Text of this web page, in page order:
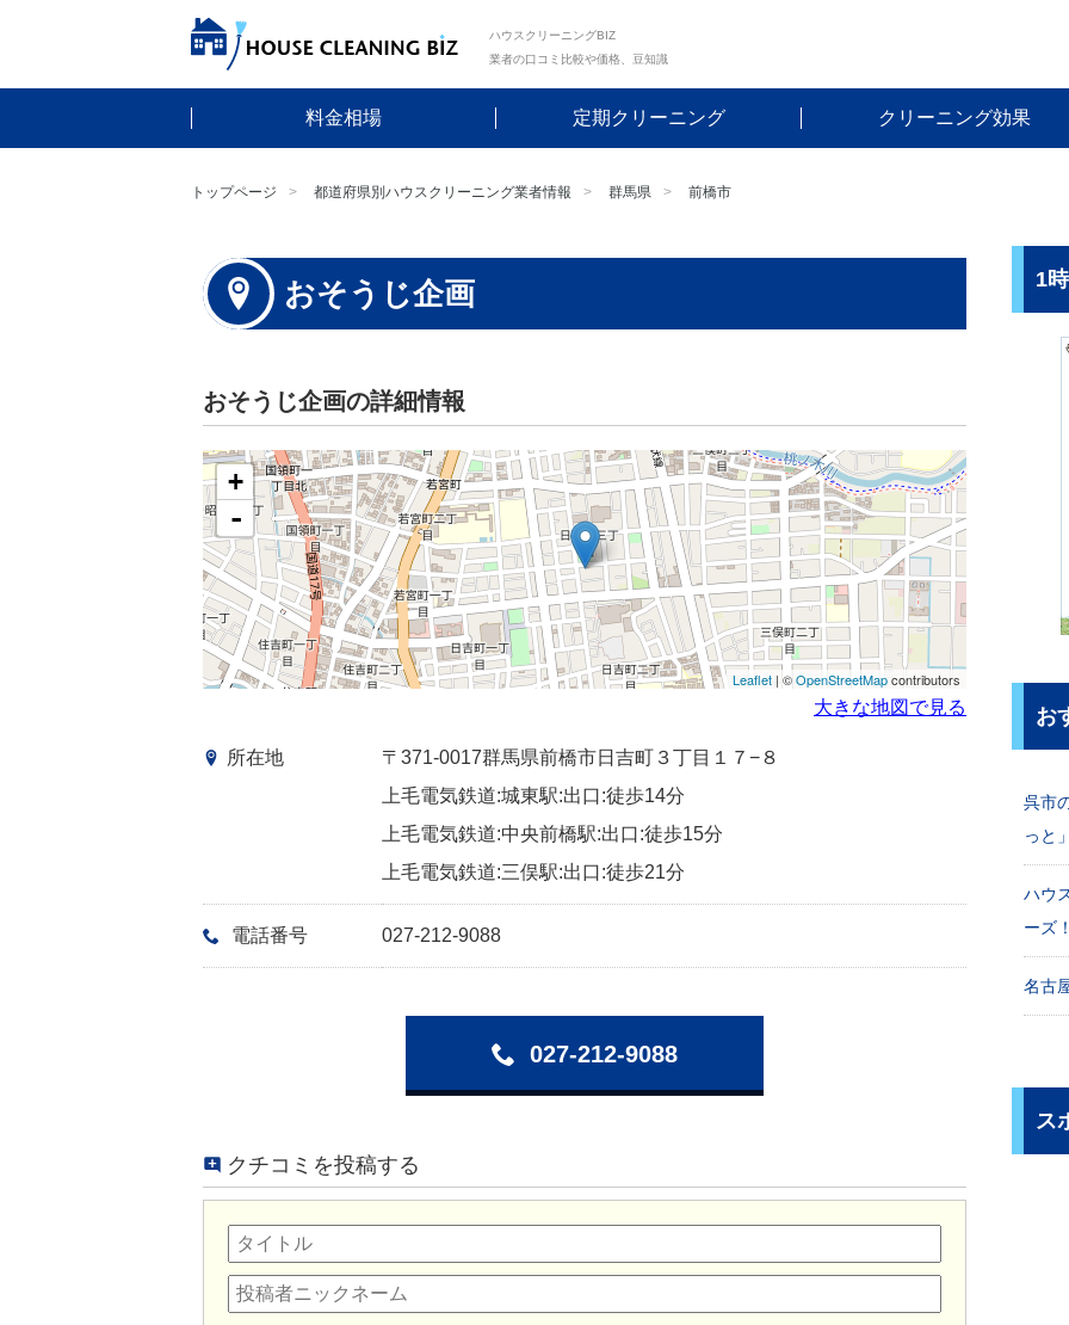
ハウスクリーニングBIZ
業者の口コミ比較や価格、豆知識
料金相場 定期クリーニング クリーニング効果
トップページ 都道府県別ハウスクリーニング業者情報 群馬県 前橋市
おそうじ企画
おそうじ企画の詳細情報
+
-
Leaflet | ©OpenStreetMapcontributors
大きな地図で見る
所在地
〒371-0017群馬県前橋市日吉町３丁目１７−８
上毛電気鉄道:城東駅:出口:徒歩14分
上毛電気鉄道:中央前橋駅:出口:徒歩15分
上毛電気鉄道:三俣駅:出口:徒歩21分
電話番号 027-212-9088
027-212-9088
クチコミを投稿する
1
お
呉市
っと」
ハウ
ーズ！
名古
ス